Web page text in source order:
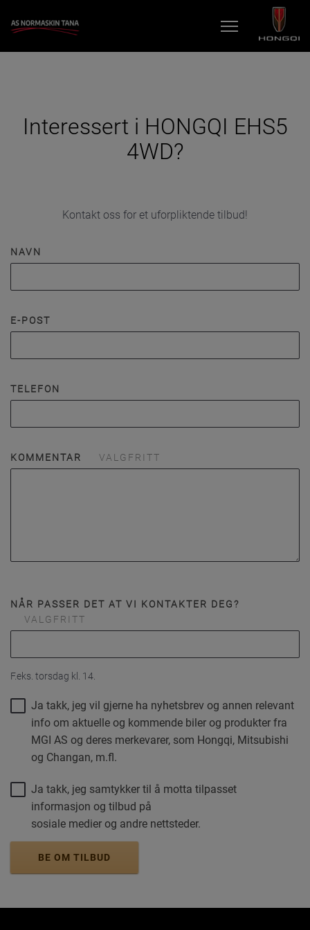
VERKSTED
BESTILL VERKSTEDTIME
Interessert i HONGQI EHS5
4WD?
Kontakt oss for et uforpliktende tilbud!
NAVN
E-POST
TELEFON
KOMMENTAR VALGFRITT
NÅR PASSER DET AT VI KONTAKTER DEG?
VALGFRITT
F.eks. torsdag kl. 14.
Ja takk, jeg vil gjerne ha nyhetsbrev og annen relevant
info om aktuelle og kommende biler og produkter fra
MGI AS og deres merkevarer, som Hongqi, Mitsubishi
og Changan, m.fl.
Ja takk, jeg samtykker til å motta tilpasset
informasjon og tilbud på
sosiale medier og andre nettsteder.
BE OM TILBUD